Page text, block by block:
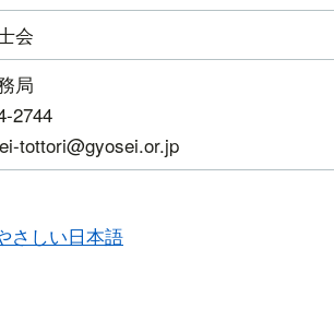
会
局
2744
tottori@gyosei.or.jp
さしい日本語